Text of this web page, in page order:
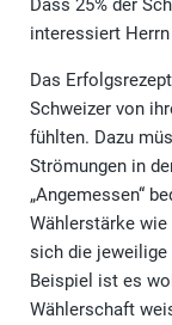
Dass 25% der
interessiert
Das
Schweizer von
fühlten. Dazu
Strömungen in
„Angemessen“
Wählerstärke wie
sich die
Beispiel ist es
Wählerschaft